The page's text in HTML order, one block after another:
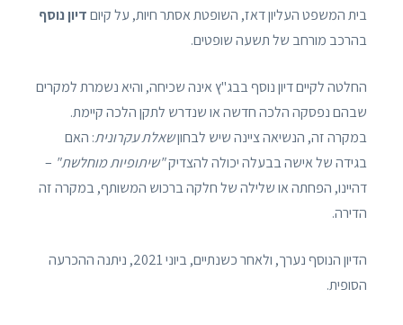
בית המשפט העליון דאז, השופטת אסתר חיות, על קיוםדיון נוסף
בהרכב מורחב של תשעה שופטים.
החלטה לקיים דיון נוסף בבג"ץ אינה שכיחה, והיא נשמרת למקרים
שבהם נפסקה הלכה חדשה או שנדרש לתקן הלכה קיימת.
במקרה זה, הנשיאה ציינה שיש לבחוןשאלת עקרונית: האם
בגידה של אישה בבעלה יכולה להצדיק"שיתופיות מוחלשת" –
דהיינו, הפחתה או שלילה של חלקה ברכוש המשותף, במקרה זה
הדירה.
הדיון הנוסף נערך, ולאחר כשנתיים, ביוני 2021, ניתנה ההכרעה
הסופית.